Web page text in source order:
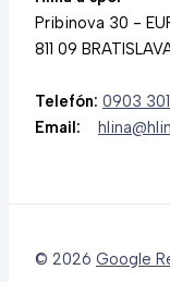
Pribinova 30 -
811 09
Telefón: 0903
Email:
© 2026 Google